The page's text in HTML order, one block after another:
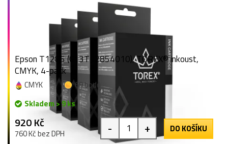
Epson T1285 (C13T12854010), TOREX® inkoust,
CMYK, 4-pack
CMYK
69 bodů
Skladem > 9 ks
920 Kč
760 Kč bez DPH - + DO KOŠÍKU